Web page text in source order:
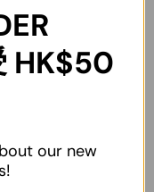
策
議
説明
HK$50
our new